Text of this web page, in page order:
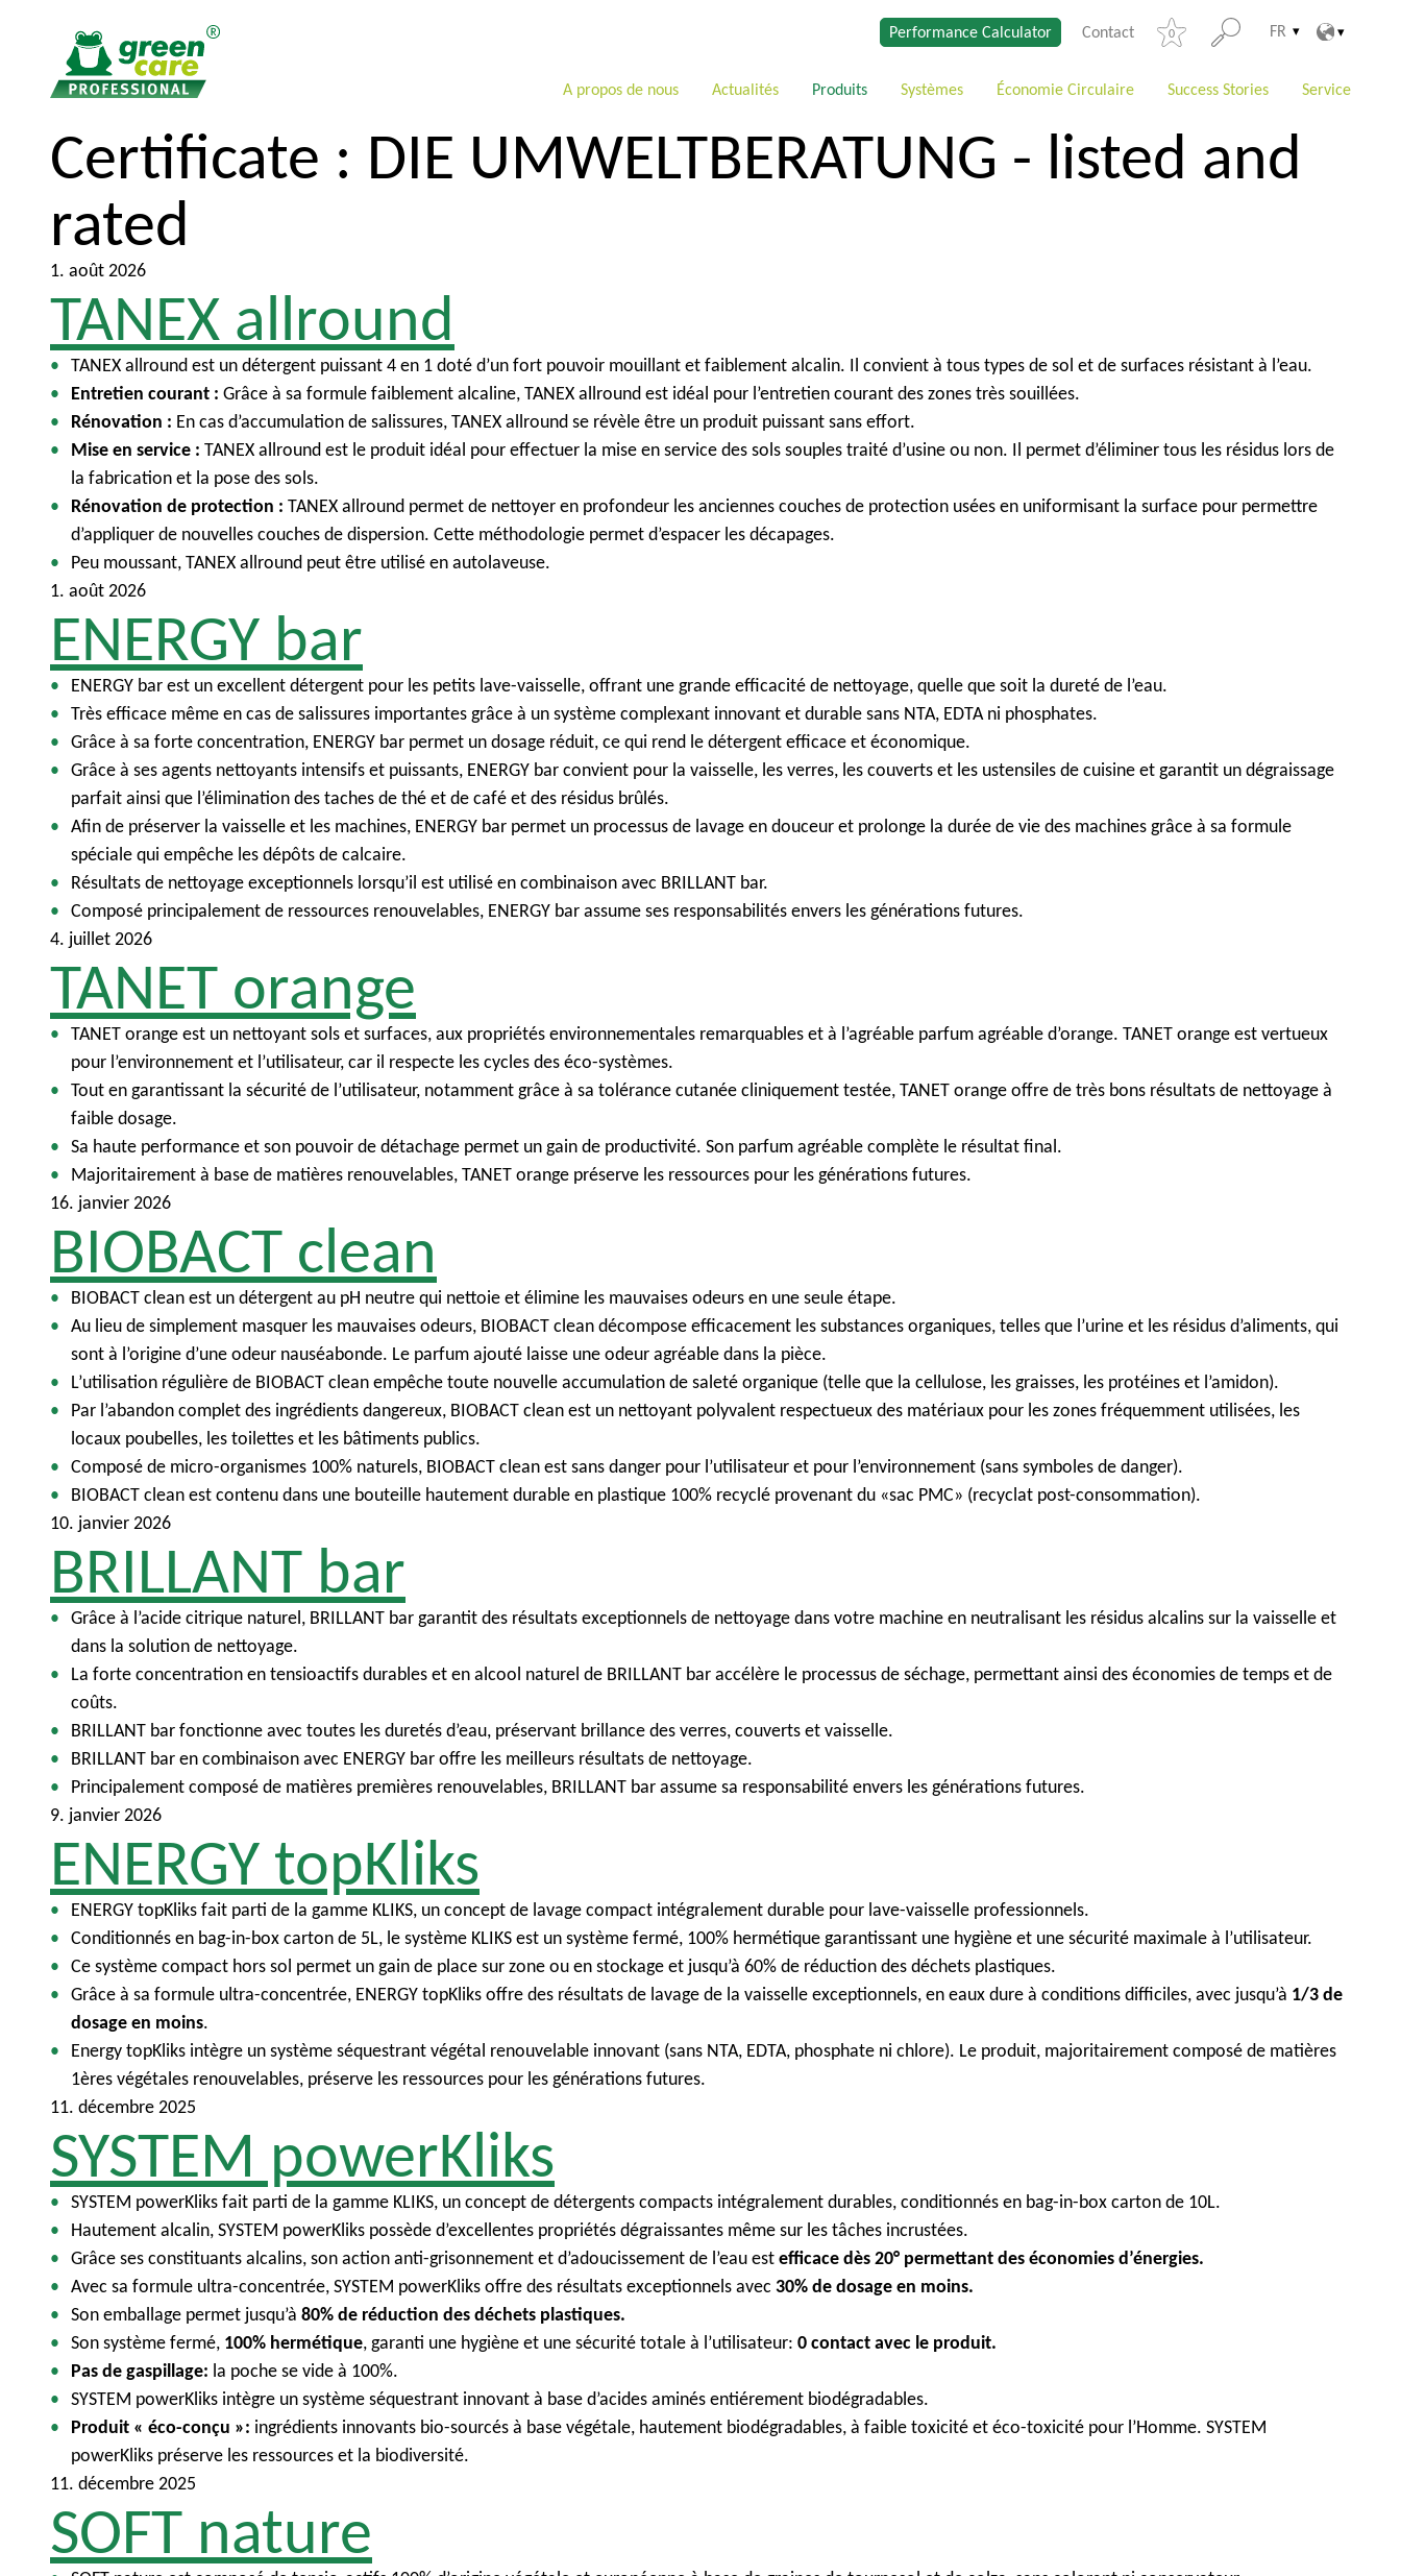
Performance Calculator Contact 0 FR
A propos de nous Actualités Produits Systèmes Économie Circulaire Success Stories Service
Certificate : DIE UMWELTBERATUNG - listed and
rated
1. août 2026
TANEX allround
TANEX allround est un détergent puissant 4 en 1 doté d’un fort pouvoir mouillant et faiblement alcalin. Il convient à tous types de sol et de surfaces résistant à l’eau.
Entretien courant : Grâce à sa formule faiblement alcaline, TANEX allround est idéal pour l’entretien courant des zones très souillées.
Rénovation : En cas d’accumulation de salissures, TANEX allround se révèle être un produit puissant sans effort.
Mise en service : TANEX allround est le produit idéal pour effectuer la mise en service des sols souples traité d’usine ou non. Il permet d’éliminer tous les résidus lors de
la fabrication et la pose des sols.
Rénovation de protection : TANEX allround permet de nettoyer en profondeur les anciennes couches de protection usées en uniformisant la surface pour permettre
d’appliquer de nouvelles couches de dispersion. Cette méthodologie permet d’espacer les décapages.
Peu moussant, TANEX allround peut être utilisé en autolaveuse.
1. août 2026
ENERGY bar
ENERGY bar est un excellent détergent pour les petits lave-vaisselle, offrant une grande efficacité de nettoyage, quelle que soit la dureté de l’eau.
Très efficace même en cas de salissures importantes grâce à un système complexant innovant et durable sans NTA, EDTA ni phosphates.
Grâce à sa forte concentration, ENERGY bar permet un dosage réduit, ce qui rend le détergent efficace et économique.
Grâce à ses agents nettoyants intensifs et puissants, ENERGY bar convient pour la vaisselle, les verres, les couverts et les ustensiles de cuisine et garantit un dégraissage
parfait ainsi que l’élimination des taches de thé et de café et des résidus brûlés.
Afin de préserver la vaisselle et les machines, ENERGY bar permet un processus de lavage en douceur et prolonge la durée de vie des machines grâce à sa formule
spéciale qui empêche les dépôts de calcaire.
Résultats de nettoyage exceptionnels lorsqu’il est utilisé en combinaison avec BRILLANT bar.
Composé principalement de ressources renouvelables, ENERGY bar assume ses responsabilités envers les générations futures.
4. juillet 2026
TANET orange
TANET orange est un nettoyant sols et surfaces, aux propriétés environnementales remarquables et à l’agréable parfum agréable d’orange. TANET orange est vertueux
pour l’environnement et l’utilisateur, car il respecte les cycles des éco-systèmes.
Tout en garantissant la sécurité de l’utilisateur, notamment grâce à sa tolérance cutanée cliniquement testée, TANET orange offre de très bons résultats de nettoyage à
faible dosage.
Sa haute performance et son pouvoir de détachage permet un gain de productivité. Son parfum agréable complète le résultat final.
Majoritairement à base de matières renouvelables, TANET orange préserve les ressources pour les générations futures.
16. janvier 2026
BIOBACT clean
BIOBACT clean est un détergent au pH neutre qui nettoie et élimine les mauvaises odeurs en une seule étape.
Au lieu de simplement masquer les mauvaises odeurs, BIOBACT clean décompose efficacement les substances organiques, telles que l’urine et les résidus d’aliments, qui
sont à l’origine d’une odeur nauséabonde. Le parfum ajouté laisse une odeur agréable dans la pièce.
L’utilisation régulière de BIOBACT clean empêche toute nouvelle accumulation de saleté organique (telle que la cellulose, les graisses, les protéines et l’amidon).
Par l’abandon complet des ingrédients dangereux, BIOBACT clean est un nettoyant polyvalent respectueux des matériaux pour les zones fréquemment utilisées, les
locaux poubelles, les toilettes et les bâtiments publics.
Composé de micro-organismes 100% naturels, BIOBACT clean est sans danger pour l’utilisateur et pour l’environnement (sans symboles de danger).
BIOBACT clean est contenu dans une bouteille hautement durable en plastique 100% recyclé provenant du «sac PMC» (recyclat post-consommation).
10. janvier 2026
BRILLANT bar
Grâce à l’acide citrique naturel, BRILLANT bar garantit des résultats exceptionnels de nettoyage dans votre machine en neutralisant les résidus alcalins sur la vaisselle et
dans la solution de nettoyage.
La forte concentration en tensioactifs durables et en alcool naturel de BRILLANT bar accélère le processus de séchage, permettant ainsi des économies de temps et de
coûts.
BRILLANT bar fonctionne avec toutes les duretés d’eau, préservant brillance des verres, couverts et vaisselle.
BRILLANT bar en combinaison avec ENERGY bar offre les meilleurs résultats de nettoyage.
Principalement composé de matières premières renouvelables, BRILLANT bar assume sa responsabilité envers les générations futures.
9. janvier 2026
ENERGY topKliks
ENERGY topKliks fait parti de la gamme KLIKS, un concept de lavage compact intégralement durable pour lave-vaisselle professionnels.
Conditionnés en bag-in-box carton de 5L, le système KLIKS est un système fermé, 100% hermétique garantissant une hygiène et une sécurité maximale à l’utilisateur.
Ce système compact hors sol permet un gain de place sur zone ou en stockage et jusqu’à 60% de réduction des déchets plastiques.
Grâce à sa formule ultra-concentrée, ENERGY topKliks offre des résultats de lavage de la vaisselle exceptionnels, en eaux dure à conditions difficiles, avec jusqu’à 1/3 de
dosage en moins.
Energy topKliks intègre un système séquestrant végétal renouvelable innovant (sans NTA, EDTA, phosphate ni chlore). Le produit, majoritairement composé de matières
1ères végétales renouvelables, préserve les ressources pour les générations futures.
11. décembre 2025
SYSTEM powerKliks
SYSTEM powerKliks fait parti de la gamme KLIKS, un concept de détergents compacts intégralement durables, conditionnés en bag-in-box carton de 10L.
Hautement alcalin, SYSTEM powerKliks possède d’excellentes propriétés dégraissantes même sur les tâches incrustées.
Grâce ses constituants alcalins, son action anti-grisonnement et d’adoucissement de l’eau estefficace dès 20° permettant des économies d’énergies.
Avec sa formule ultra-concentrée, SYSTEM powerKliks offre des résultats exceptionnels avec 30% de dosage en moins.
Son emballage permet jusqu’à 80% de réduction des déchets plastiques.
Son système fermé, 100% hermétique, garanti une hygiène et une sécurité totale à l’utilisateur: 0 contact avec le produit.
Pas de gaspillage: la poche se vide à 100%.
SYSTEM powerKliks intègre un système séquestrant innovant à base d’acides aminés entiérement biodégradables.
Produit « éco-conçu »: ingrédients innovants bio-sourcés à base végétale, hautement biodégradables, à faible toxicité et éco-toxicité pour l’Homme. SYSTEM
powerKliks préserve les ressources et la biodiversité.
11. décembre 2025
SOFT nature